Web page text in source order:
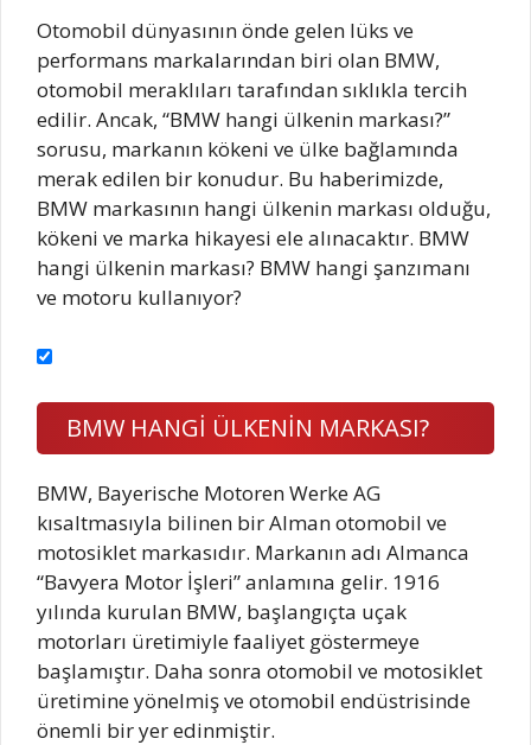
Otomobil dünyasının önde gelen lüks ve
performans markalarından biri olan BMW,
otomobil meraklıları tarafından sıklıkla tercih
edilir. Ancak, “BMW hangi ülkenin markası?”
sorusu, markanın kökeni ve ülke bağlamında
merak edilen bir konudur. Bu haberimizde,
BMW markasının hangi ülkenin markası olduğu,
kökeni ve marka hikayesi ele alınacaktır. BMW
hangi ülkenin markası? BMW hangi şanzımanı
ve motoru kullanıyor?
BMW HANGİ ÜLKENİN MARKASI?
BMW, Bayerische Motoren Werke AG
kısaltmasıyla bilinen bir Alman otomobil ve
motosiklet markasıdır. Markanın adı Almanca
“Bavyera Motor İşleri” anlamına gelir. 1916
yılında kurulan BMW, başlangıçta uçak
motorları üretimiyle faaliyet göstermeye
başlamıştır. Daha sonra otomobil ve motosiklet
üretimine yönelmiş ve otomobil endüstrisinde
önemli bir yer edinmiştir.